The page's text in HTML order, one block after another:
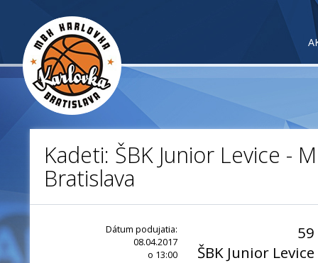
Kadeti: ŠBK Junior Levice -
Bratislava
Dátum podujatia:
08.04.2017
o 13:00
59
ŠBK Junior Levice